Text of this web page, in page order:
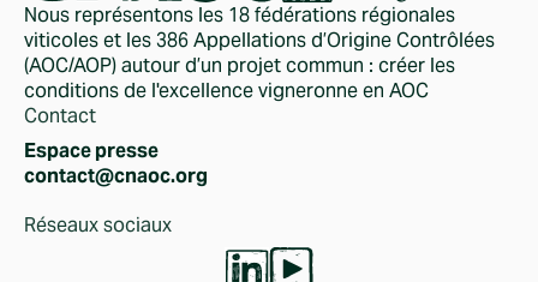
Nous représentons les 18 fédérations régionales
viticoles et les 386 Appellations d’Origine Contrôlées
(AOC/AOP) autour d’un projet commun : créer les
conditions de l'excellence vigneronne en AOC
Contact
Espace presse
contact@cnaoc.org
Réseaux sociaux